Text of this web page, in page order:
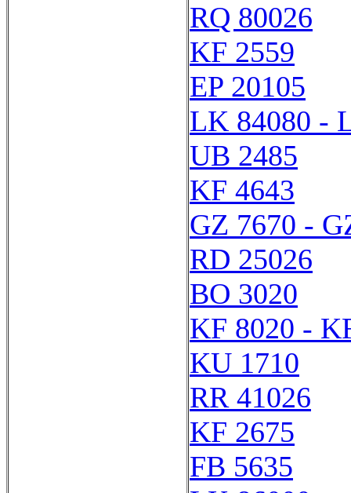
RQ 80026
KF 2559
EP 20105
LK 84080 -
UB 2485
KF 4643
GZ 7670 -
RD 25026
BO 3020
KF 8020 -
KU 1710
RR 41026
KF 2675
FB 5635